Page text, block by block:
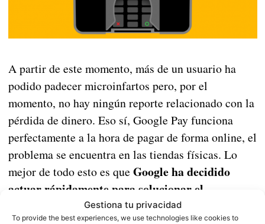
Gestiona tu privacidad
To provide the best experiences, we use technologies like cookies to
A partir de este momento, más de un usuario ha
podido padecer microinfartos pero, por el
momento, no hay ningún reporte relacionado con la
pérdida de dinero. Eso sí, Google Pay funciona
perfectamente a la hora de pagar de forma online, el
problema se encuentra en las tiendas físicas. Lo
mejor de todo esto es que Google ha decidido
actuar rápidamente para solucionar el
Y es que, segúnAndroid Police